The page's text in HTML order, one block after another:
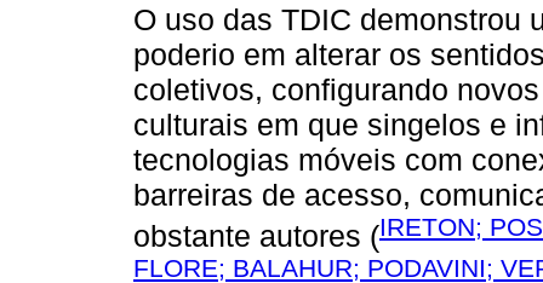
O uso das TDIC demonstrou
poderio em alterar os
coletivos, configurando
culturais em que singelos e
tecnologias móveis com
barreiras de acesso,
obstante autores (IRETON;
FLORE; BALAHUR; PODAVINI;